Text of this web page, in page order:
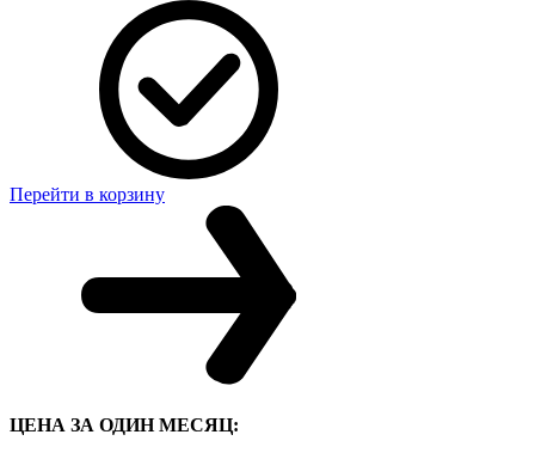
Перейти в корзину
ЦЕНА ЗА ОДИН МЕСЯЦ: